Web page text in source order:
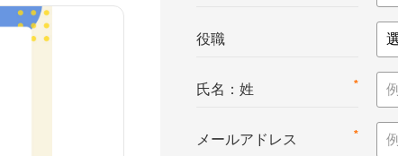
役職
*
氏名：姓
*
メールアドレス